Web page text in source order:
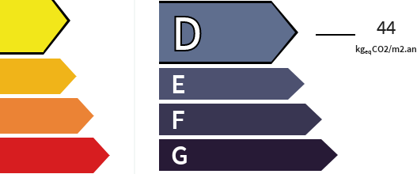
D 44
kgeqCO2/m2.an
E
F
G